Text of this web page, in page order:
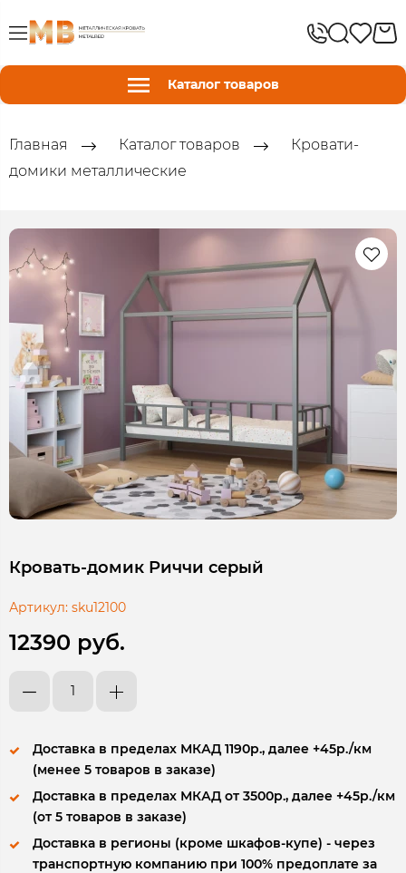
Каталог товаров
Главная Каталог товаров
Кровати-
домики металлические
Кровать-домик Риччи серый
Артикул: sku12100
12390 руб.
Доставка в пределах МКАД 1190р., далее +45р./км
(менее 5 товаров в заказе)
Доставка в пределах МКАД от 3500р., далее +45р./км
(от 5 товаров в заказе)
Доставка в регионы (кроме шкафов-купе) - через
транспортную компанию при 100% предоплате за